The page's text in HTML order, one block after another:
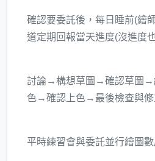
確認要委託後，每日睡前(繪
道定期回報當天進度(沒進度
討論→構想草圖→確認草圖
色→確認上色→最後檢查與
平時練習會與委託並行繪圖